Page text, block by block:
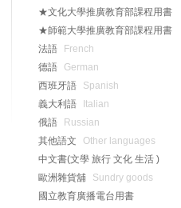
★文化大學推廣教育部課程用書
★師範大學推廣教育部課程用書
法語
French
德語
German
西班牙語
Spanish
義大利語
Italian
俄語
Russian
其他語文
Other languages
中文書(文學 旅行 文化 生活 )
歐洲雜貨舖
Sundry goods
國立教育廣播電台用書